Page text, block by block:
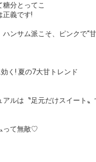
糖分とってこ
正義です!
ンサム派こそ、ピンクで“
く! 夏の7大甘トレンド
アルは〝足元だけスイート〟
って無敵♡